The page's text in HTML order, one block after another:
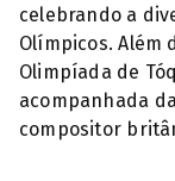
celebrando a
Olímpicos. Além
Olimpíada de
acompanhada
compositor